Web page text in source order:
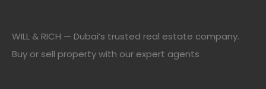
WILL & RICH — Dubai’s trusted real estate company.
Buy or sell property with our expert agents